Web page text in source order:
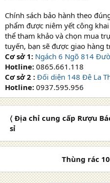
Chính sách bảo hành theo
phẩm được niêm yết công
thể tham khảo và chọn mua
tuyến, bạn sẽ được giao hàng
Cơ sở 1: Ngách 6 Ngõ 814
Hotline: 0865.661.118
Cơ sở 2 : Đối diện 148 Đê La
Hotline: 0937.595.956
〈 Địa chỉ cung cấp Rượu
sỉ
Thùng rác